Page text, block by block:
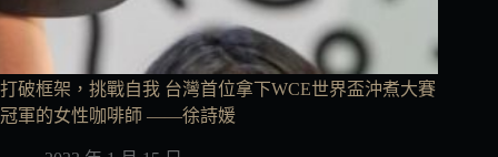
打破框架，挑戰自我 台灣首位拿下WCE世界盃沖煮大賽
冠軍的女性咖啡師 ——徐詩媛